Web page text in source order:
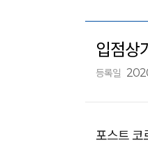
입점상
등록일
포스트 코